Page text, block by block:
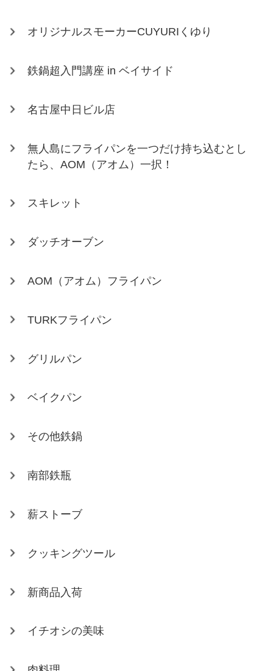
オリジナルスモーカーCUYURIくゆり
鉄鍋超入門講座 in ベイサイド
名古屋中日ビル店
無人島にフライパンを一つだけ持ち込むとし
たら、AOM（アオム）一択！
スキレット
ダッチオーブン
AOM（アオム）フライパン
TURKフライパン
グリルパン
ベイクパン
その他鉄鍋
南部鉄瓶
薪ストーブ
クッキングツール
新商品入荷
イチオシの美味